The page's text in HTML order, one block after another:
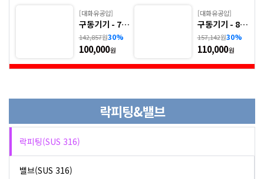
[대화유공압]
구동기기 - 7.
HS-FB ※ 사
양 선정 후 견
적 의뢰 바랍니
142,857원30%
100,000원
[대화유공압]
구동기기 - 8.
HS-FZ ※ 사양
선정 후 견적
의뢰 바랍니다.
157,142원30%
110,000원
락피팅&밸브
락피팅(SUS 316)
밸브(SUS 316)